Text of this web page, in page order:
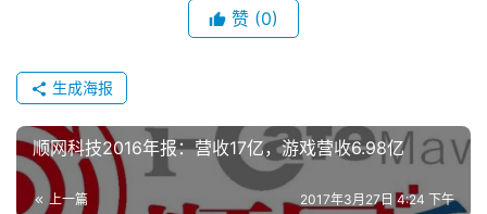
7
月
赞 (0)
生成海报
顺网科技2016年报：营收17亿，游戏营收6.98亿
上一篇 2017年3月27日 4:24 下午